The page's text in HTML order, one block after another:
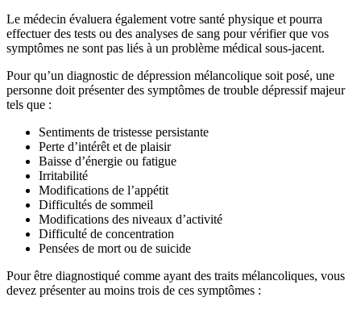
Le médecin évaluera également votre santé physique et pourra
effectuer des tests ou des analyses de sang pour vérifier que vos
symptômes ne sont pas liés à un problème médical sous-jacent.
Pour qu’un diagnostic de dépression mélancolique soit posé, une
personne doit présenter des symptômes de trouble dépressif majeur
tels que :
Sentiments de tristesse persistante
Perte d’intérêt et de plaisir
Baisse d’énergie ou fatigue
Irritabilité
Modifications de l’appétit
Difficultés de sommeil
Modifications des niveaux d’activité
Difficulté de concentration
Pensées de mort ou de suicide
Pour être diagnostiqué comme ayant des traits mélancoliques, vous
devez présenter au moins trois de ces symptômes :